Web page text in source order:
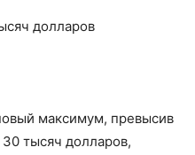
долларов
максимум, превысив
тысяч долларов,